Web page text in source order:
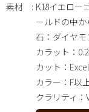
素材
K18イエロー
ールドの中か
石：ダイヤモ
カラット：
カット：
カラー：F以
クラリティ：